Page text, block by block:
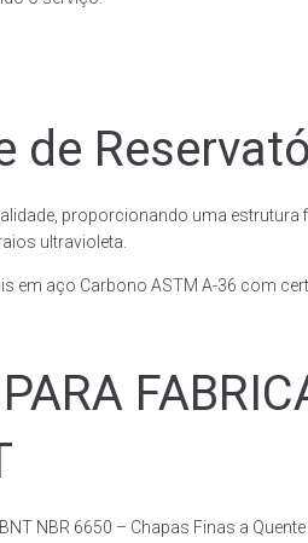
de
proporcionando uma
ultravioleta.
em aço Carbono ASTM A-36 com
NBR 6650 – Chapas Finas a